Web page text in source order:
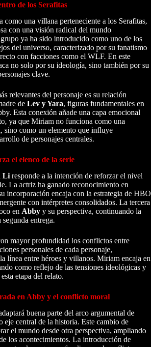
de los Serafitas
como una villana perteneciente a los Serafitas,
con una visión radical del mundo
ya ha sido introducido como uno de los
del universo, caracterizado por su fanatismo
con facciones como el WLF. En este
no solo por su ideología, sino también por su
clave.
relevantes del personaje es su relación
de Lev y Yara, figuras fundamentales en
Esta conexión añade una capa emocional
ya que Miriam no funciona como una
sino como un elemento que influye
de personajes centrales.
el elenco de la serie
Li responde a la intención de reforzar el nivel
La actriz ha ganado reconocimiento en
incorporación encaja con la estrategia de HBO
con intérpretes consolidados. La tercera
en Abby y su perspectiva, continuando la
entrega.
mayor profundidad los conflictos entre
personales de cada personaje,
línea entre héroes y villanos. Miriam encaja en
como reflejo de las tensiones ideológicas y
etapa del relato.
en Abby y el conflicto moral
buena parte del arco argumental de
eje central de la historia. Este cambio de
el mundo desde otra perspectiva, ampliando
los acontecimientos. La introducción de